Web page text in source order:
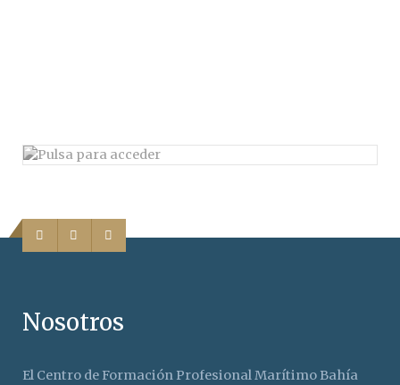
Nosotros
El Centro de Formación Profesional Marítimo Bahía